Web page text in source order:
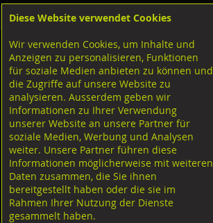
Shop Niettechnik-Blindnietmuttern
Blindnietmuttern -
Diverse Ausführungen
Senkkopf geschlossen gerändelt - BUDGET
Diese Website verwendet Cookies
Wir verwenden Cookies, um Inhalte und
Anzeigen zu personalisieren, Funktionen
für soziale Medien anbieten zu können und
die Zugriffe auf unsere Website zu
analysieren. Ausserdem geben wir
Informationen zu Ihrer Verwendung
unserer Website an unsere Partner für
soziale Medien, Werbung und Analysen
weiter. Unsere Partner führen diese
Informationen möglicherweise mit weiteren
Daten zusammen, die Sie ihnen
bereitgestellt haben oder die sie im
Rahmen Ihrer Nutzung der Dienste
gesammelt haben.